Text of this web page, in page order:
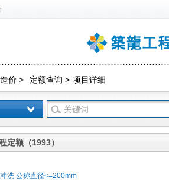
价 > 定额查询 > 项目详细
定额（1993）
洗 公称直径<=200mm